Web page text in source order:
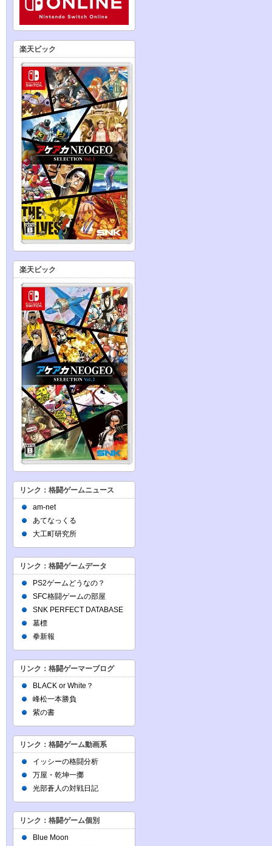
楽天ビック
楽天ビック
リンク：格闘ゲームニュース
am-net
あてなっくる
大工町研究所
リンク：格闘ゲームデータ
PS2ゲームどうなの？
SFC格闘ゲームの部屋
SNK PERFECT DATABASE
墓標
拳新報
リンク：格闘ゲーマーブログ
BLACK or White？
峰松一本勝負
紫の書
リンク：格闘ゲーム動画系
イッシーの格闘分析
万屋・乾坤一擲
光部蒼人の対戦日記
リンク：格闘ゲーム個別
Blue Moon